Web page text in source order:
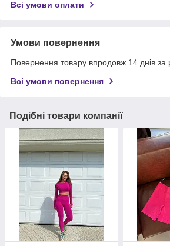
Всі умови оплати
Умови повернення
Повернення товару впродовж 14 днів за
Всі умови повернення
Подібні товари компанії